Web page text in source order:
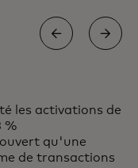
un
Labs
les activations de
%
qu'une
de transactions